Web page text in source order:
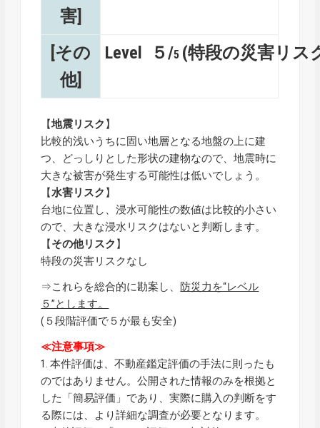
害]
[その
他]
Level ５/5 (特段の災害リス
【地震リスク 】
比較的浅いうちに固い地層となる地盤の上に建
つ、どっしりとした形状の建物なので、地震時に
大きな被害が発生する可能性は低いでしょう。
【水害リスク 】
台地に位置し、浸水可能性の数値は比較的小さい
ので、大きな浸水リスクはないと判断します。
【その他リスク 】
特段の災害リスクなし
⇒これらを総合的に勘案し、 防災力を“レベル
５”とします。
(５段階評価で５が最も安全)
≪注意事項≫
1. 本件評価は、不動産鑑定評価の手法に則ったも
のではありません。公開された情報のみを根拠と
した「簡易評価」であり、実際に購入の判断をす
る際には、より詳細な調査が必要となります。